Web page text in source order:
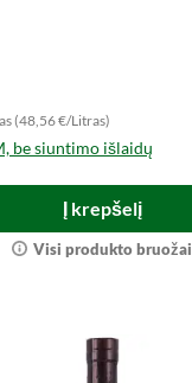
(48,56 €/Litras)
be siuntimo išlaidų
Į krepšelį
Visi produkto bruožai